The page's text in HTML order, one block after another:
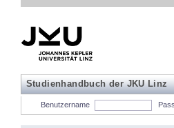
Studienhandbuch der JKU Linz
Benutzername